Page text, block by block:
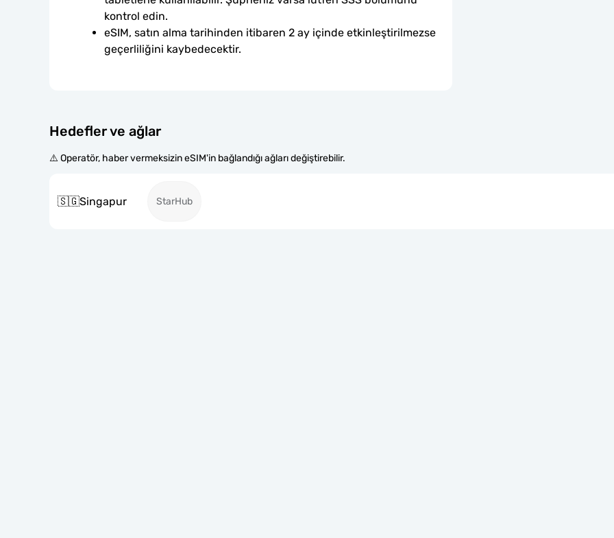
kontrol edin.
eSIM, satın alma tarihinden itibaren 2 ay içinde etkinleştirilmezse
geçerliliğini kaybedecektir.
Hedefler ve ağlar
⚠️ Operatör, haber vermeksizin eSIM'in bağlandığı ağları değiştirebilir.
🇸🇬Singapur StarHub